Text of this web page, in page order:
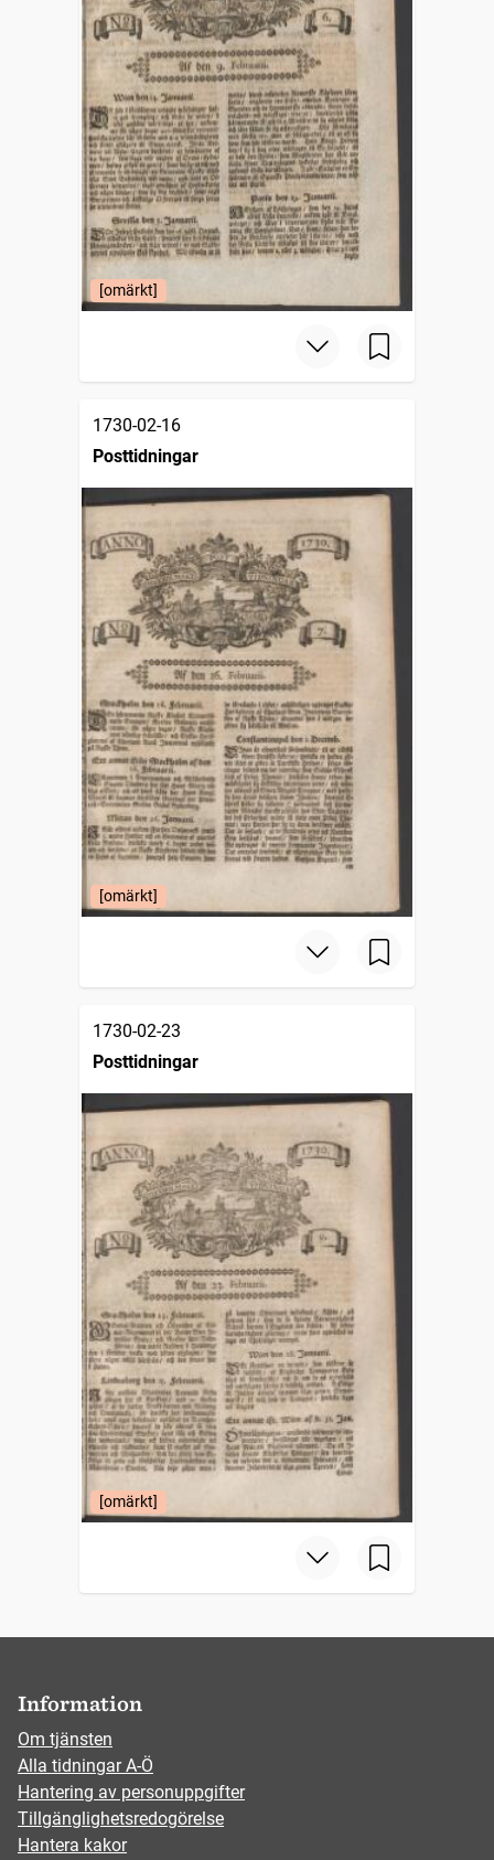
[omärkt]
1730-02-16
Posttidningar
[omärkt]
1730-02-23
Posttidningar
[omärkt]
Information
Om tjänsten
Alla tidningar A-Ö
Hantering av personuppgifter
Tillgänglighetsredogörelse
Hantera kakor